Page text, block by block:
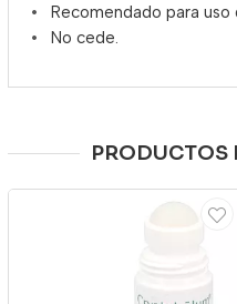
Recomendado para uso
No cede.